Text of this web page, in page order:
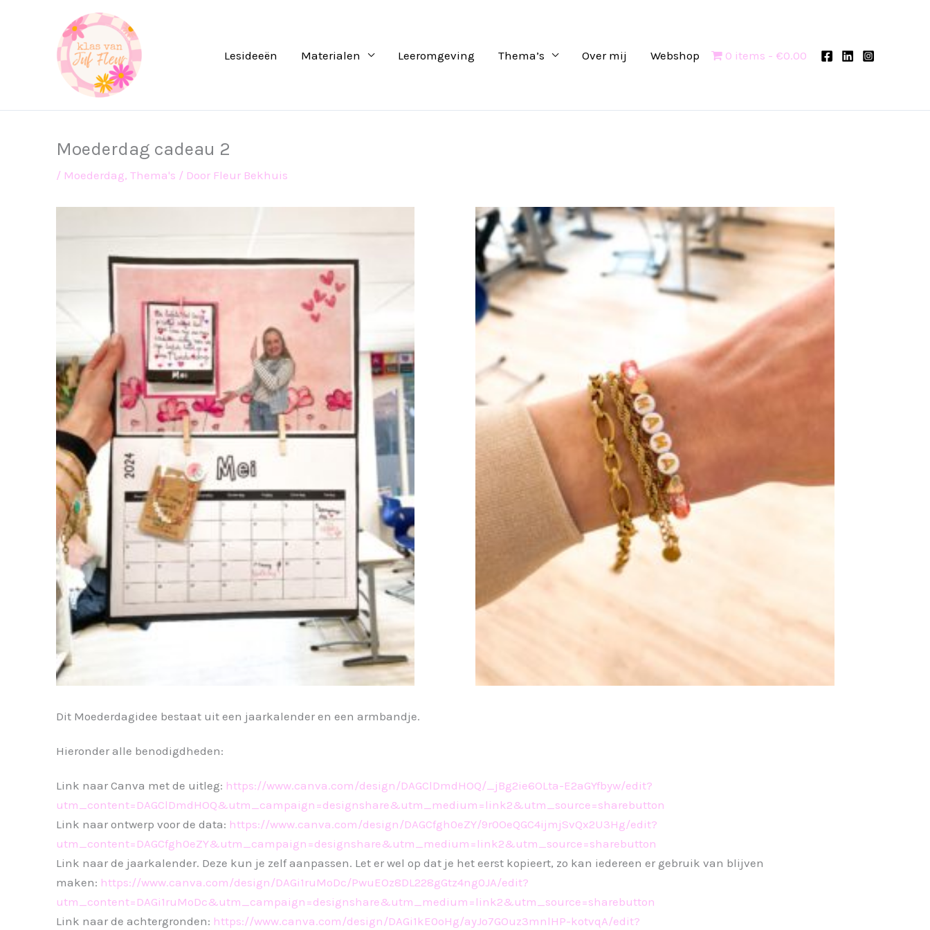
Lesideeën Materialen Leeromgeving Thema’s Over mij Webshop 0 items €0.00
Moederdag cadeau 2
/ Moederdag, Thema's / Door Fleur Bekhuis
Dit Moederdagidee bestaat uit een jaarkalender en een armbandje.
Hieronder alle benodigdheden:
Link naar Canva met de uitleg: https://www.canva.com/design/DAGClDmdHOQ/_jBg2ie6OLta-E2aGYfbyw/edit?
utm_content=DAGClDmdHOQ&utm_campaign=designshare&utm_medium=link2&utm_source=sharebutton
Link naar ontwerp voor de data: https://www.canva.com/design/DAGCfgh0eZY/9r0OeQGC4ijmjSvQx2U3Hg/edit?
utm_content=DAGCfgh0eZY&utm_campaign=designshare&utm_medium=link2&utm_source=sharebutton
Link naar de jaarkalender. Deze kun je zelf aanpassen. Let er wel op dat je het eerst kopieert, zo kan iedereen er gebruik van blijven
maken: https://www.canva.com/design/DAGi1ruMoDc/PwuEOz8DL228gGtz4ng0JA/edit?
utm_content=DAGi1ruMoDc&utm_campaign=designshare&utm_medium=link2&utm_source=sharebutton
Link naar de achtergronden: https://www.canva.com/design/DAGi1kE0oHg/ayJo7GOuz3mnlHP-kotvqA/edit?